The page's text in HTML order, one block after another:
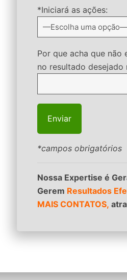
*Iniciará as ações:
Por que acha que não
no resultado desejado
*campos obrigatórios
Nossa Expertise é
Gerem Resultados
MAIS CONTATOS,